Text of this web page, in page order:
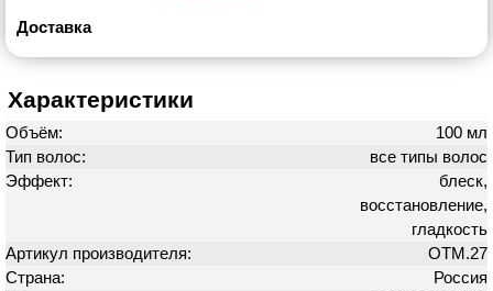
Доставка
Характеристики
Объём:
100 мл
Тип волос:
все типы волос
Эффект:
блеск,
восстановление,
гладкость
Артикул производителя:
OTM.27
Страна:
Россия